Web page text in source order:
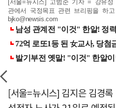
[서울=뉴시스] 고범준 기자 = 강유
관에서 국정목표 관련 브리핑을 하고
bjko@newsis.com
[서울=뉴시스] 김지은 김경